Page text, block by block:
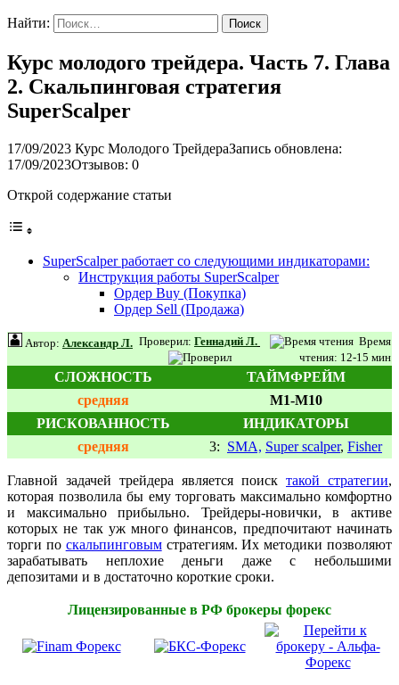
Найти:
Курс молодого трейдера. Часть 7. Глава
2. Скальпинговая стратегия
SuperScalper
17/09/2023 Курс Молодого ТрейдераЗапись обновлена:
17/09/2023Отзывов: 0
Открой содержание статьи
SuperScalper работает со следующими индикаторами:
Инструкция работы SuperScalper
Ордер Buy (Покупка)
Ордер Sell (Продажа)
Автор: Александр Л. Проверил: Геннадий Л.
Время
чтения: 12-15 мин
СЛОЖНОСТЬ
ТАЙМФРЕЙМ
средняя
M1-M10
РИСКОВАННОСТЬ
ИНДИКАТОРЫ
средняя
3: SMA, Super scalper, Fisher
Главной задачей трейдера является поиск такой стратегии,
которая позволила бы ему торговать максимально комфортно
и максимально прибыльно. Трейдеры-новички, в активе
которых не так уж много финансов, предпочитают начинать
торги по скальпинговымстратегиям. Их методики позволяют
зарабатывать неплохие деньги даже с небольшими
депозитами и в достаточно короткие сроки.
Лицензированные в РФ брокеры форекс